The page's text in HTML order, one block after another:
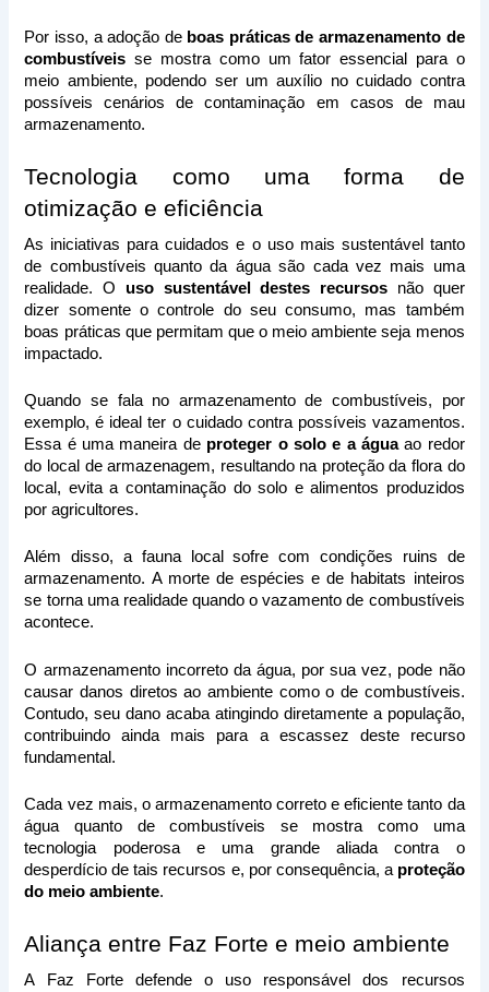
Por isso, a adoção de boas práticas de armazenamento de
combustíveis se mostra como um fator essencial para o
meio ambiente, podendo ser um auxílio no cuidado contra
possíveis cenários de contaminação em casos de mau
armazenamento.
Tecnologia como uma forma de
otimização e eficiência
As iniciativas para cuidados e o uso mais sustentável tanto
de combustíveis quanto da água são cada vez mais uma
realidade. O uso sustentável destes recursos não quer
dizer somente o controle do seu consumo, mas também
boas práticas que permitam que o meio ambiente seja menos
impactado.
Quando se fala no armazenamento de combustíveis, por
exemplo, é ideal ter o cuidado contra possíveis vazamentos.
Essa é uma maneira de proteger o solo e a água ao redor
do local de armazenagem, resultando na proteção da flora do
local, evita a contaminação do solo e alimentos produzidos
por agricultores.
Além disso, a fauna local sofre com condições ruins de
armazenamento. A morte de espécies e de habitats inteiros
se torna uma realidade quando o vazamento de combustíveis
acontece.
O armazenamento incorreto da água, por sua vez, pode não
causar danos diretos ao ambiente como o de combustíveis.
Contudo, seu dano acaba atingindo diretamente a população,
contribuindo ainda mais para a escassez deste recurso
fundamental.
Cada vez mais, o armazenamento correto e eficiente tanto da
água quanto de combustíveis se mostra como uma
tecnologia poderosa e uma grande aliada contra o
desperdício de tais recursos e, por consequência, a proteção
do meio ambiente.
Aliança entre Faz Forte e meio ambiente
A Faz Forte defende o uso responsável dos recursos